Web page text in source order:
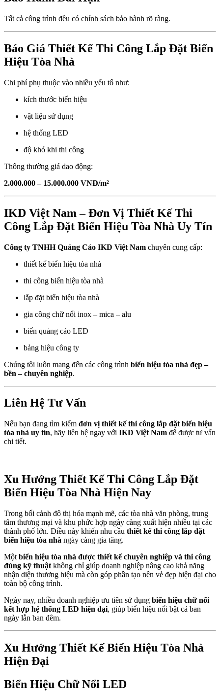
Tất cả công trình đều có chính sách bảo hành rõ ràng.
Báo Giá Thiết Kế Thi Công Lắp Đặt Biển
Hiệu Tòa Nhà
Chi phí phụ thuộc vào nhiều yếu tố như:
kích thước biển hiệu
vật liệu sử dụng
hệ thống LED
độ khó khi thi công
Thông thường giá dao động:
2.000.000 – 15.000.000 VNĐ/m²
IKD Việt Nam – Đơn Vị Thiết Kế Thi
Công Lắp Đặt Biển Hiệu Tòa Nhà Uy Tín
Công ty TNHH Quảng Cáo IKD Việt Nam chuyên cung cấp:
thiết kế biển hiệu tòa nhà
thi công biển hiệu tòa nhà
lắp đặt biển hiệu tòa nhà
gia công chữ nổi inox – mica – alu
biển quảng cáo LED
bảng hiệu công ty
Chúng tôi luôn mang đến các công trình biển hiệu tòa nhà đẹp –
bền – chuyên nghiệp.
Liên Hệ Tư Vấn
Nếu bạn đang tìm kiếm đơn vị thiết kế thi công lắp đặt biển hiệu
tòa nhà uy tín, hãy liên hệ ngay với IKD Việt Nam để được tư vấn
chi tiết.
Xu Hướng Thiết Kế Thi Công Lắp Đặt
Biển Hiệu Tòa Nhà Hiện Nay
Trong bối cảnh đô thị hóa mạnh mẽ, các tòa nhà văn phòng, trung
tâm thương mại và khu phức hợp ngày càng xuất hiện nhiều tại các
thành phố lớn. Điều này khiến nhu cầu thiết kế thi công lắp đặt
biển hiệu tòa nhà ngày càng gia tăng.
Một biển hiệu tòa nhà được thiết kế chuyên nghiệp và thi công
đúng kỹ thuật không chỉ giúp doanh nghiệp nâng cao khả năng
nhận diện thương hiệu mà còn góp phần tạo nên vẻ đẹp hiện đại cho
toàn bộ công trình.
Ngày nay, nhiều doanh nghiệp ưu tiên sử dụng biển hiệu chữ nổi
kết hợp hệ thống LED hiện đại, giúp biển hiệu nổi bật cả ban
ngày lẫn ban đêm.
Xu Hướng Thiết Kế Biển Hiệu Tòa Nhà
Hiện Đại
Biển Hiệu Chữ Nổi LED